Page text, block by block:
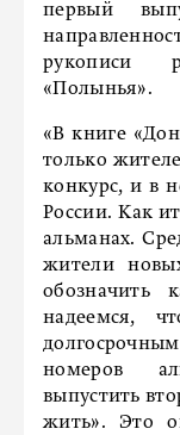
первый
рукописи
«Полынья».
«В книге
только
конкурс, и в
России. Как
альманах.
жители
обозначить
надеемся,
номеров
выпустить
жить». Это